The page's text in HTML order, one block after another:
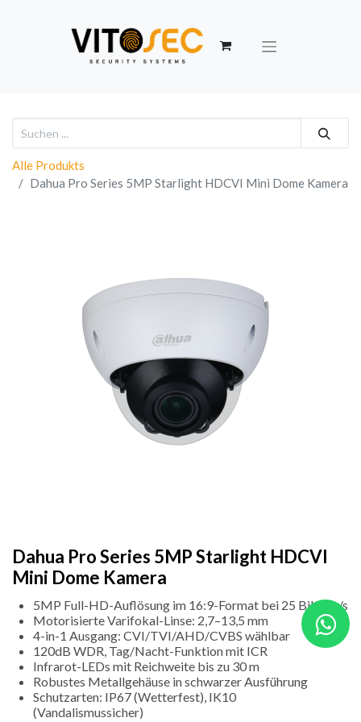
Alle Produkts
Dahua Pro Series 5MP Starlight HDCVI Mini Dome Kamera
Dahua Pro Series 5MP Starlight HDCVI
Mini Dome Kamera
5MP Full-HD-Auflösung im 16:9-Format bei 25 Bildern/s
Motorisierte Varifokal-Linse: 2,7–13,5 mm
4-in-1 Ausgang: CVI/TVI/AHD/CVBS wählbar
120dB WDR, Tag/Nacht-Funktion mit ICR
Infrarot-LEDs mit Reichweite bis zu 30 m
Robustes Metallgehäuse in schwarzer Ausführung
Schutzarten: IP67 (Wetterfest), IK10
(Vandalismussicher)